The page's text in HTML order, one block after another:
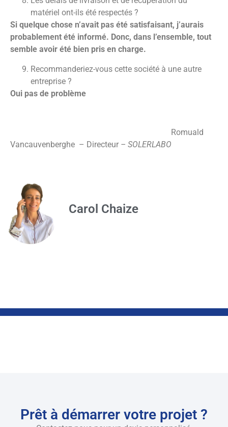
matériel ont-ils été respectés ?
Si quelque chose n’avait pas été satisfaisant, j’aurais
probablement été informé. Donc, dans l’ensemble, tout
semble avoir été bien pris en charge.
Recommanderiez-vous cette société à une autre
entreprise ?
Oui pas de problème
Romuald
Vancauvenberghe – Directeur – SOLERLABO
Carol Chaize
Prêt à démarrer votre projet ?